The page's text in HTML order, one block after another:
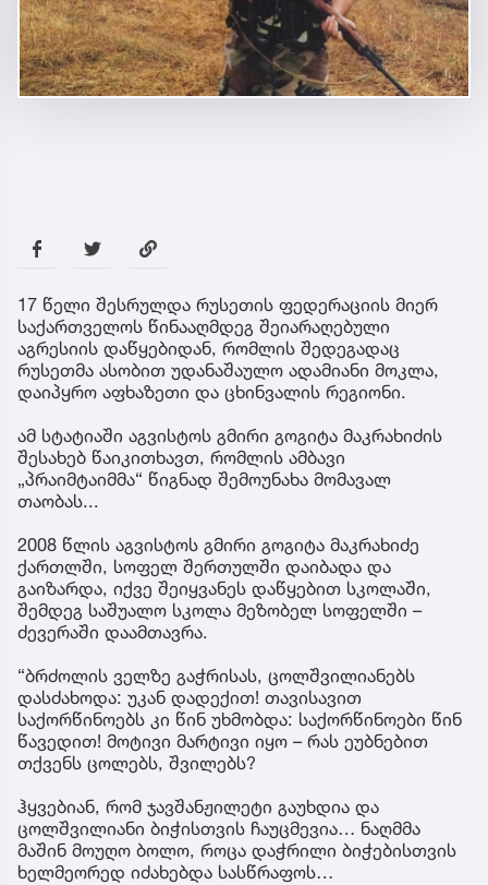
17 წელი შესრულდა რუსეთის ფედერაციის მიერ
საქართველოს წინააღმდეგ შეიარაღებული
აგრესიის დაწყებიდან, რომლის შედეგადაც
რუსეთმა ასობით უდანაშაულო ადამიანი მოკლა,
დაიპყრო აფხაზეთი და ცხინვალის რეგიონი.
ამ სტატიაში აგვისტოს გმირი გოგიტა მაკრახიძის
შესახებ წაიკითხავთ, რომლის ამბავი
„პრაიმტაიმმა“ წიგნად შემოუნახა მომავალ
თაობას...
2008 წლის აგვისტოს გმირი გოგიტა მაკრახიძე
ქართლში, სოფელ შერთულში დაიბადა და
გაიზარდა, იქვე შეიყვანეს დაწყებით სკოლაში,
შემდეგ საშუალო სკოლა მეზობელ სოფელში –
ძევერაში დაამთავრა.
“ბრძოლის ველზე გაჭრისას, ცოლშვილიანებს
დასძახოდა: უკან დადექით! თავისავით
საქორწინოებს კი წინ უხმობდა: საქორწინოები წინ
წავედით! მოტივი მარტივი იყო – რას ეუბნებით
თქვენს ცოლებს, შვილებს?
ჰყვებიან, რომ ჯავშანჟილეტი გაუხდია და
ცოლშვილიანი ბიჭისთვის ჩაუცმევია… ნაღმმა
მაშინ მოუღო ბოლო, როცა დაჭრილი ბიჭებისთვის
ხელმეორედ იძახებდა სასწრაფოს…